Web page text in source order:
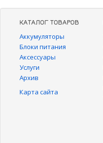
КАТАЛОГ ТОВАРОВ
Аккумуляторы
Блоки питания
Аксессуары
Услуги
Архив
Карта сайта